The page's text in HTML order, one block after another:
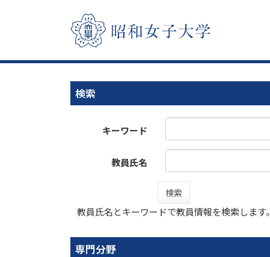
検索
キーワード
教員氏名
検索
教員氏名とキーワードで教員情報を検索します。
専門分野